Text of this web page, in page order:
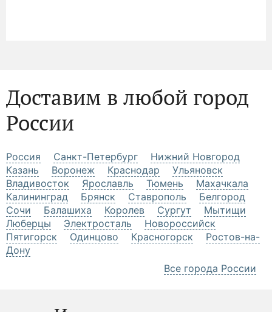
Доставим в любой город
России
Россия Санкт-Петербург
Нижний Новгород
Казань
Воронеж Краснодар
Ульяновск
Владивосток
Ярославль Тюмень
Махачкала
Калининград
Брянск Ставрополь
Белгород
Сочи
Балашиха Королев Сургут
Мытищи
Люберцы
Электросталь
Новороссийск
Пятигорск
Одинцово Красногорск
Ростов-на-
Дону
Все города России